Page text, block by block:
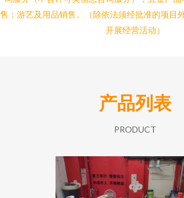
售；游艺及用品销售。（除依法须经批准的项目
开展经营活动）
产品列表
PRODUCT